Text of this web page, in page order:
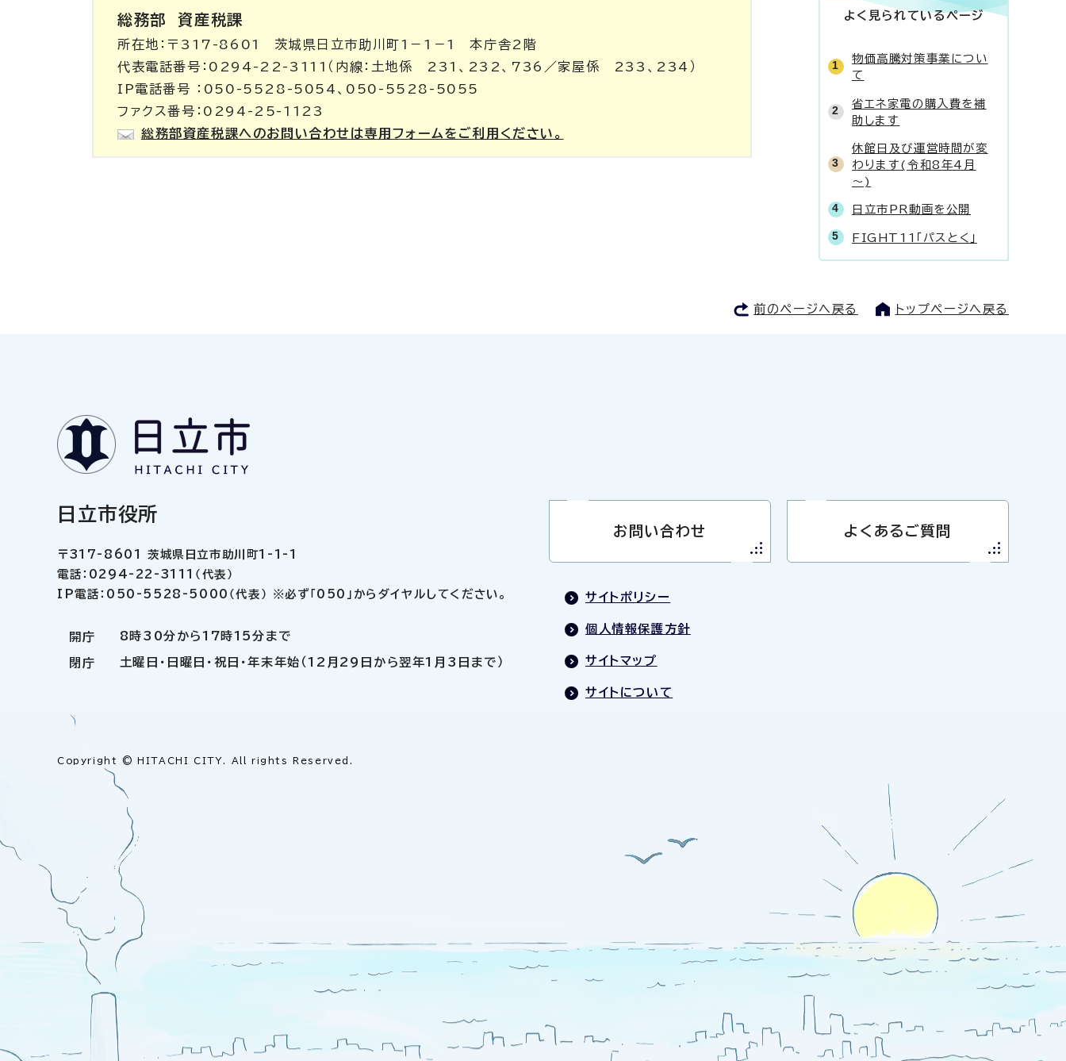
総務部資産税課
所在地：〒317-8601 茨城県日立市助川町1－1－1 本庁舎2階
代表電話番号：0294-22-3111（内線：土地係 231、232、736／家屋係 233、234）
IP電話番号 ：050-5528-5054、050-5528-5055
ファクス番号：0294-25-1123
総務部資産税課へのお問い合わせは専用フォームをご利用ください。
よく見られているページ
物価高騰対策事業につい
て
省エネ家電の購入費を補
助します
休館日及び運営時間が変
わります(令和8年4月
～)
日立市PR動画を公開
FIGHT11「パスとく」
前のページへ戻る トップページへ戻る
日立市役所
〒317-8601 茨城県日立市助川町1-1-1
電話：0294-22-3111（代表）
IP電話：050-5528-5000（代表） ※必ず「050」からダイヤルしてください。
開庁 8時30分から17時15分まで
閉庁 土曜日・日曜日・祝日・年末年始（12月29日から翌年1月3日まで）
お問い合わせ よくあるご質問
サイトポリシー
個人情報保護方針
サイトマップ
サイトについて
Copyright © HITACHI CITY. All rights Reserved.